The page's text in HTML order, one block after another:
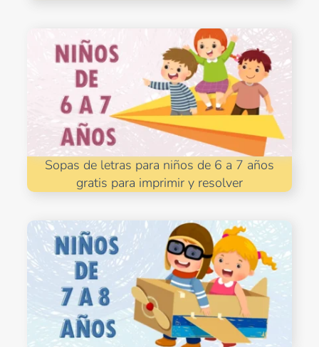
Sopas de letras para niños de 6 a 7 años
gratis para imprimir y resolver